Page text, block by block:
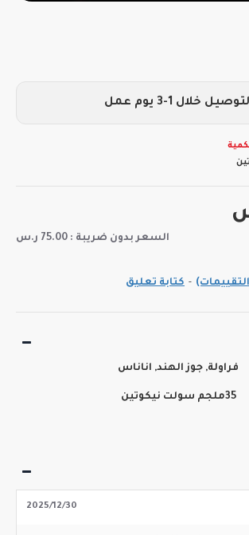
- كتابة تعليق
السعر بدون ضريبة : 75.00 ر.س
خلال 1-3 يوم عمل
فراولة, جوز الهند, اناناس
35ملجم سولت نيكوتين
2025/12/30